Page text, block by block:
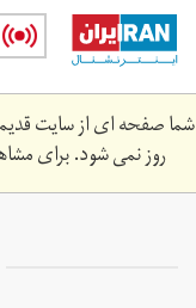
Skip
main
content
شما صفحه ای از سایت
روز نمی شود. برای